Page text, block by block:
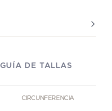
GUÍA DE TALLAS
CIRCUNFERENCIA